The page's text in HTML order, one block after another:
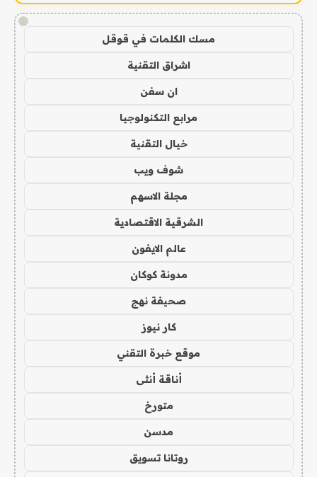
!
مسك الكلمات في قوقل
اشراق التقنية
ان سفن
مرابع التكنولوجيا
خيال التقنية
شوف ويب
مجلة الاسهم
الشرقية الاقتصادية
عالم الايفون
مدونة كوكان
صحيفة نهج
كار نيوز
موقع خبرة التقني
أناقة أنثى
متورخ
مدسن
روتانا تسويق